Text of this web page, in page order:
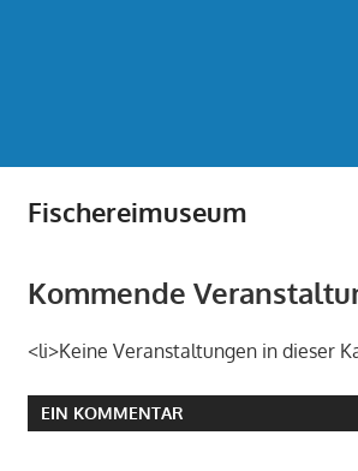
Fischereimuseum
Kommende
<li>Keine Veranstaltungen in dieser
EIN KOMMENTAR